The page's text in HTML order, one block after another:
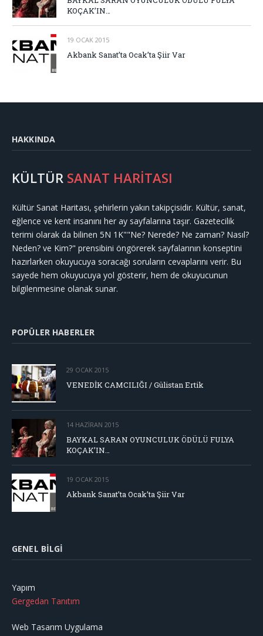
KOÇAK’IN…
19 OCAK 2015
Akbank Sanat’ta Ocak’ta Şiir Var
HAKKINDA
KÜLTÜR SANAT HARİTASI
Kültür Sanat Haritası, şehirlerin yakın takipçisidir. Kültür, sanat,
eğlence ve kent insanını her ay sayfalarına taşır. Gazetecilik
terimi olarak da bilinen 5N 1K""Ne? Nerede? Ne zaman? Nasıl?
Neden? ve Kim?" prensibini öngörerek sayfalarının konseptini
hazırlarken okuyucuya soracağı soruların cevaplarını verir. Bu
sayede hem okuyucuya yol gösterir, hem de okuyucunun
bilgilenmesine olanak sunar.
POPÜLER HABERLER
29 OCAK 2015
VENEDİK CAMCILIĞI / Gülistan Ertik
14 HAZIRAN 2015
BAYKAL SARAN OYUNCULUK ÖDÜLÜ FULYA
KOÇAK’IN…
19 OCAK 2015
Akbank Sanat’ta Ocak’ta Şiir Var
GENEL BILGI
Yapım
Gergedan Tanıtım
Web Tasarım Uygulama